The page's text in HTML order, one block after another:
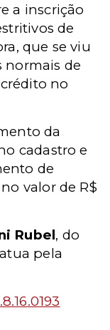
a inscrição
de
que se viu
normais de
no
da
cadastro e
de
valor de R$
Rubel, do
pela